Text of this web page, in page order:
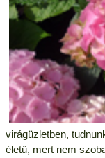
virágüzletben,
életű, mert nem